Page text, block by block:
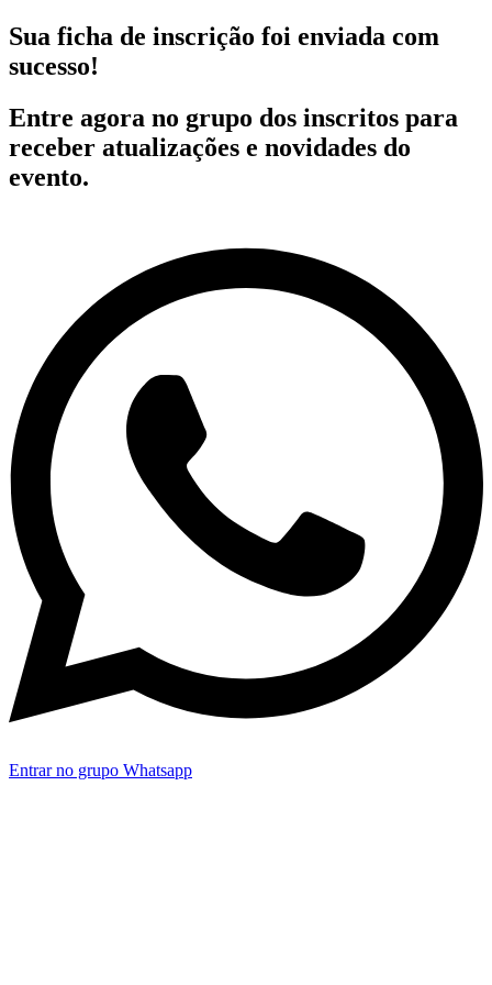
Sua ficha de inscrição foi enviada com
sucesso!
Entre agora no grupo dos inscritos para
receber atualizações e novidades do
evento.
Entrar no grupo Whatsapp